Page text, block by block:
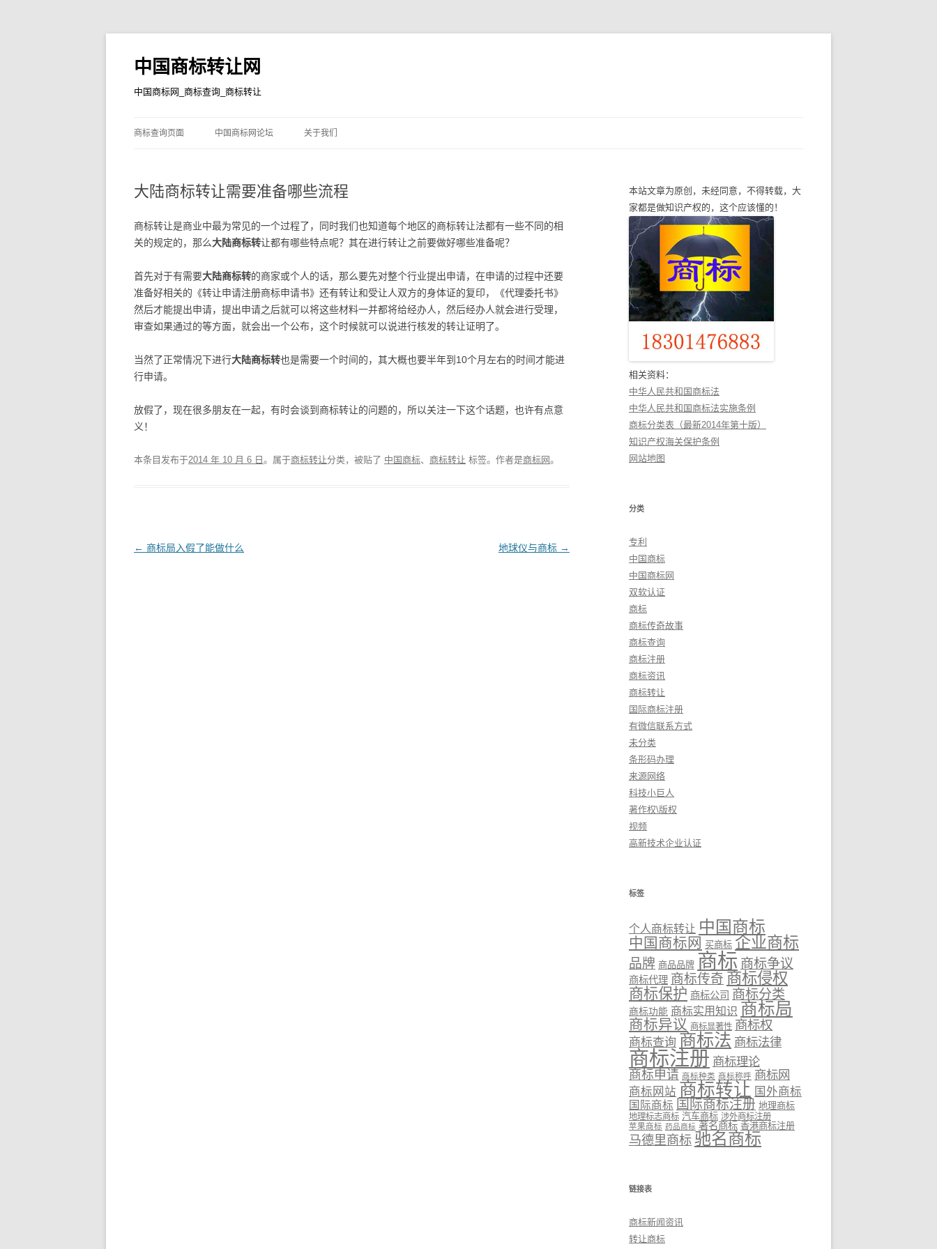
中国商标转让网
中国商标网_商标查询_商标转让
商标查询页面 中国商标网论坛 关于我们
大陆商标转让需要准备哪些流程
商标转让是商业中最为常见的一个过程了，同时我们也知道每个地区的商标转让法都有一些不同的相
关的规定的，那么大陆商标转让都有哪些特点呢？其在进行转让之前要做好哪些准备呢？
首先对于有需要大陆商标转的商家或个人的话，那么要先对整个行业提出申请，在申请的过程中还要
准备好相关的《转让申请注册商标申请书》还有转让和受让人双方的身体证的复印，《代理委托书》
然后才能提出申请，提出申请之后就可以将这些材料一并都将给经办人，然后经办人就会进行受理，
审查如果通过的等方面，就会出一个公布，这个时候就可以说进行核发的转让证明了。
当然了正常情况下进行大陆商标转也是需要一个时间的，其大概也要半年到10个月左右的时间才能进
行申请。
放假了，现在很多朋友在一起，有时会谈到商标转让的问题的，所以关注一下这个话题，也许有点意
义！
本条目发布于2014 年 10 月 6 日 。属于商标转让分类，被贴了 中国商标、 商标转让 标签。 作者是商标网。
文
← 商标局入假了能做什么 地球仪与商标 →
本站文章为原创，未经同意，不得转载，大
家都是做知识产权的，这个应该懂的！
相关资料：
中华人民共和国商标法
中华人民共和国商标法实施条例
商标分类表（最新2014年第十版）
知识产权海关保护条例
网站地图
分类
专利
中国商标
中国商标网
双软认证
商标
商标传奇故事
商标查询
商标注册
商标资讯
商标转让
国际商标注册
有微信联系方式
未分类
条形码办理
来源网络
科技小巨人
著作权\版权
视频
高新技术企业认证
标签
个人商标转让 中国商标
中国商标网 买商标 企业商标
品牌 商品品牌 商标 商标争议
商标代理 商标传奇 商标侵权
商标保护 商标公司 商标分类
商标功能 商标实用知识 商标局
商标异议 商标显著性 商标权
商标查询 商标法 商标法律
商标注册 商标理论
商标申请 商标种类 商标称呼 商标网
商标网站 商标转让 国外商标
国际商标 国际商标注册 地理商标
地理标志商标 汽车商标 涉外商标注册
苹果商标 药品商标 著名商标 香港商标注册
马德里商标 驰名商标
链接表
商标新闻资讯
转让商标